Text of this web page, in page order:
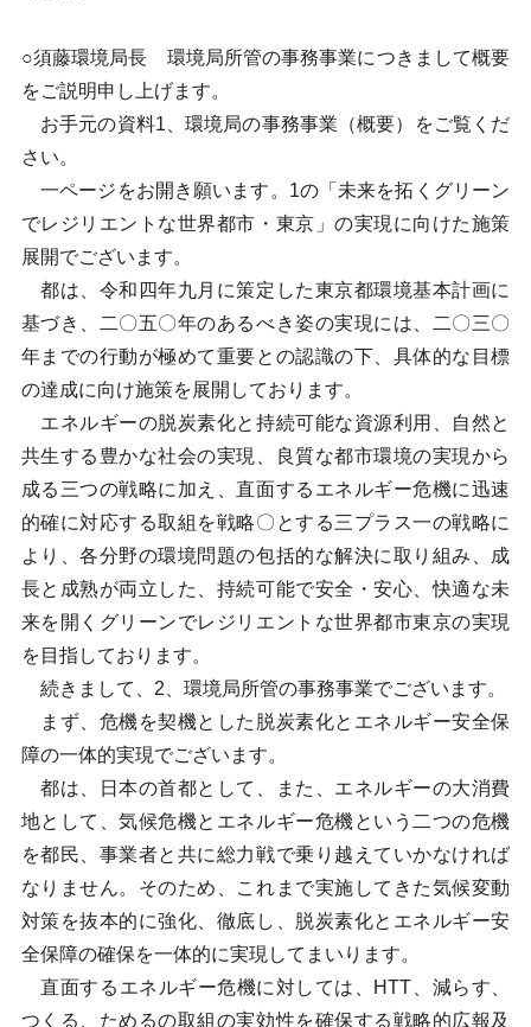
○須藤環境局長 環境局所管の事務事業につきまして概要
をご説明申し上げます。
お手元の資料1、環境局の事務事業（概要）をご覧くだ
さい。
一ページをお開き願います。1の「未来を拓くグリーン
でレジリエントな世界都市・東京」の実現に向けた施策
展開でございます。
都は、令和四年九月に策定した東京都環境基本計画に
基づき、二〇五〇年のあるべき姿の実現には、二〇三〇
年までの行動が極めて重要との認識の下、具体的な目標
の達成に向け施策を展開しております。
エネルギーの脱炭素化と持続可能な資源利用、自然と
共生する豊かな社会の実現、良質な都市環境の実現から
成る三つの戦略に加え、直面するエネルギー危機に迅速
的確に対応する取組を戦略〇とする三プラス一の戦略に
より、各分野の環境問題の包括的な解決に取り組み、成
長と成熟が両立した、持続可能で安全・安心、快適な未
来を開くグリーンでレジリエントな世界都市東京の実現
を目指しております。
続きまして、2、環境局所管の事務事業でございます。
まず、危機を契機とした脱炭素化とエネルギー安全保
障の一体的実現でございます。
都は、日本の首都として、また、エネルギーの大消費
地として、気候危機とエネルギー危機という二つの危機
を都民、事業者と共に総力戦で乗り越えていかなければ
なりません。そのため、これまで実施してきた気候変動
対策を抜本的に強化、徹底し、脱炭素化とエネルギー安
全保障の確保を一体的に実現してまいります。
直面するエネルギー危機に対しては、HTT、減らす、
つくる、ためるの取組の実効性を確保する戦略的広報及